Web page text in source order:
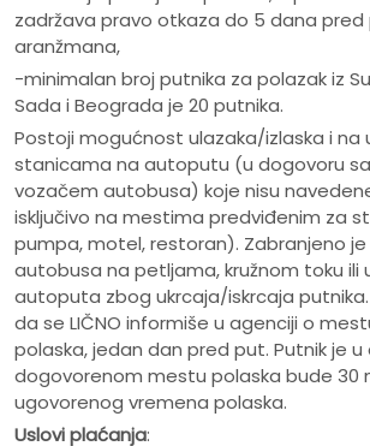
zadržava pravo otkaza do 5 dana
aranžmana,
-minimalan broj putnika za polazak iz
Sada i Beograda je 20 putnika.
Postoji mogućnost ulazaka/izlaska i na
stanicama na autoputu (u dogovoru
vozačem autobusa) koje nisu
isključivo na mestima predviđenim za
pumpa, motel, restoran). Zabranjeno
autobusa na petljama, kružnom toku ili
autoputa zbog ukrcaja/iskrcaja putnika.
da se LIČNO informiše u agenciji o
polaska, jedan dan pred put. Putnik je
dogovorenom mestu polaska bude 30
ugovorenog vremena polaska.
Uslovi plaćanja: